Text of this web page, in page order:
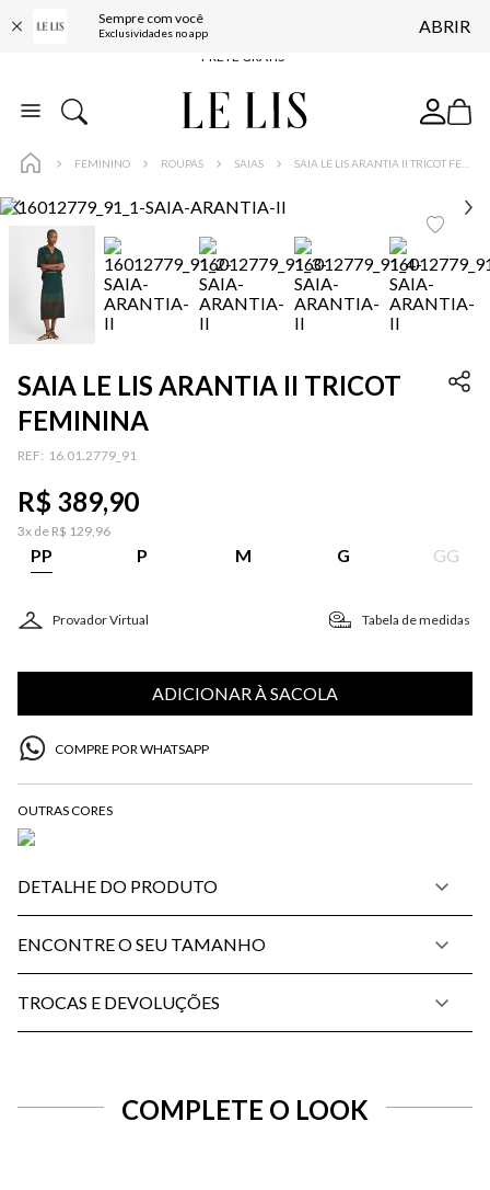
Sempre com você
Exclusividades no app ABRIR
FRETE GRÁTIS*
10% OFF NA PRIMEIRA COMPRA*
FRETE GRÁTIS*
BAIXE O APP
10% OFF NA PRIMEIRA COMPRA*
FEMININO ROUPAS SAIAS
SAIA LE LIS ARANTIA II TRICOT
FEMININA
: 16.01.2779_91
R$ 389,90
3x de R$ 129,96
PP P M G GG
Provador Virtual Tabela de medidas
ADICIONAR À SACOLA
COMPRE POR WHATSAPP
DETALHE DO PRODUTO
ENCONTRE O SEU TAMANHO
TROCAS E DEVOLUÇÕES
COMPLETE O LOOK